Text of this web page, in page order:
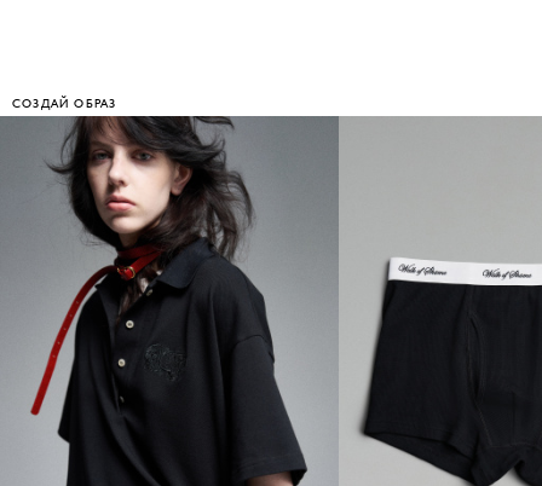
СОЗДАЙ ОБРАЗ